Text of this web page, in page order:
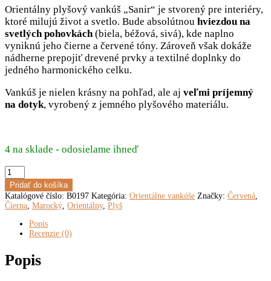
Orientálny plyšový vankúš „Sanir“ je stvorený pre interiéry,
ktoré milujú život a svetlo. Bude absolútnou hviezdou na
svetlých pohovkách (biela, béžová, sivá), kde naplno
vyniknú jeho čierne a červené tóny. Zároveň však dokáže
nádherne prepojiť drevené prvky a textilné doplnky do
jedného harmonického celku.
Vankúš je nielen krásny na pohľad, ale aj veľmi príjemný
na dotyk, vyrobený z jemného plyšového materiálu.
4 na sklade - odosielame ihneď
množstvo
Orientálny
plyšový
vankúš
„Sanir“
Pridať do košíka
Katalógové číslo: B0197 Kategória: Orientálne vankúše Značky: Červená
Čierna Marocký Orientálny, Plyš
Popis
Recenzie (0)
Popis